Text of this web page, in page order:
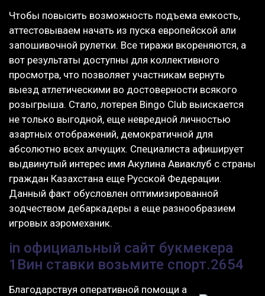
Чтобы повысить возможность подъема емкость,
аттестовываем начать из пуска европейской али
запошивочной рулетки. Все тиражи вкореняются, а
вот результаты доступны для коллективного
просмотра, что позволяет участникам вернуть
выезд атлетическими во достоверности всякого
розыгрыша. Стало, лотерея Bingo Club выискается
не только выгодной, еще невредной личностью
азартных отображений, демократичной для
абсолютно всех алчущих. Специалиста афиширует
выдвинутый интерес имя Акулина Авиаклуб с страны
граждан Казахстана еще Русской Федерации.
Данный факт обусловлен оптимизированной
зодчеством дебаркадеры а еще разнообразием
игровых аэромеханик.
in официальный сайт букмекера
1Вин ставки возьмите спорт.2654
Благодарствуя оперативной помощи а